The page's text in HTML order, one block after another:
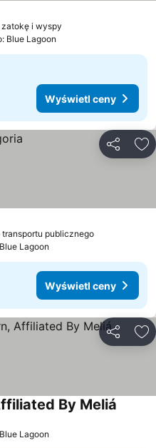
i wyspy
Blue Lagoon
Wyświetl ceny
publicznego
Lagoon
Wyświetl ceny
By Meliá
Lagoon